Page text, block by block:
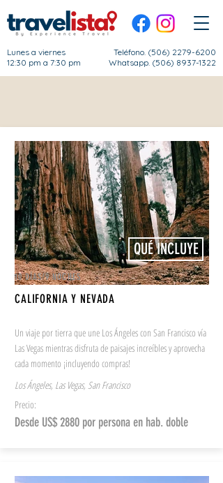
Lunes a viernes
12:30 pm a 7:30 pm
Teléfono. (506) 2279-6200
Whatsapp. (506) 8937-1322
10 DÍAS/9 NOCHES
QUÉ INCLUYE
CALIFORNIA Y NEVADA
Un viaje por tierra que une Los Ángeles con San Francisco vía
Las Vegas mientras disfruta de paisajes increíbles y aprovecha
cada momento ¡incluyendo compras!
Los Ángeles, Las Vegas, San Francisco
Precio:
Desde US$ 2880 por persona en hab. doble